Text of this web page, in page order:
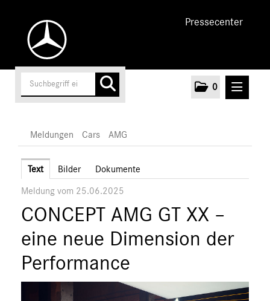
Pressecenter
0
Unternehmen
Cars
AMG
C-Klasse
E-Klasse
Meldungen Cars AMG
Text Bilder Dokumente
Meldung vom 25.06.2025
CONCEPT AMG GT XX –
eine neue Dimension der
Performance